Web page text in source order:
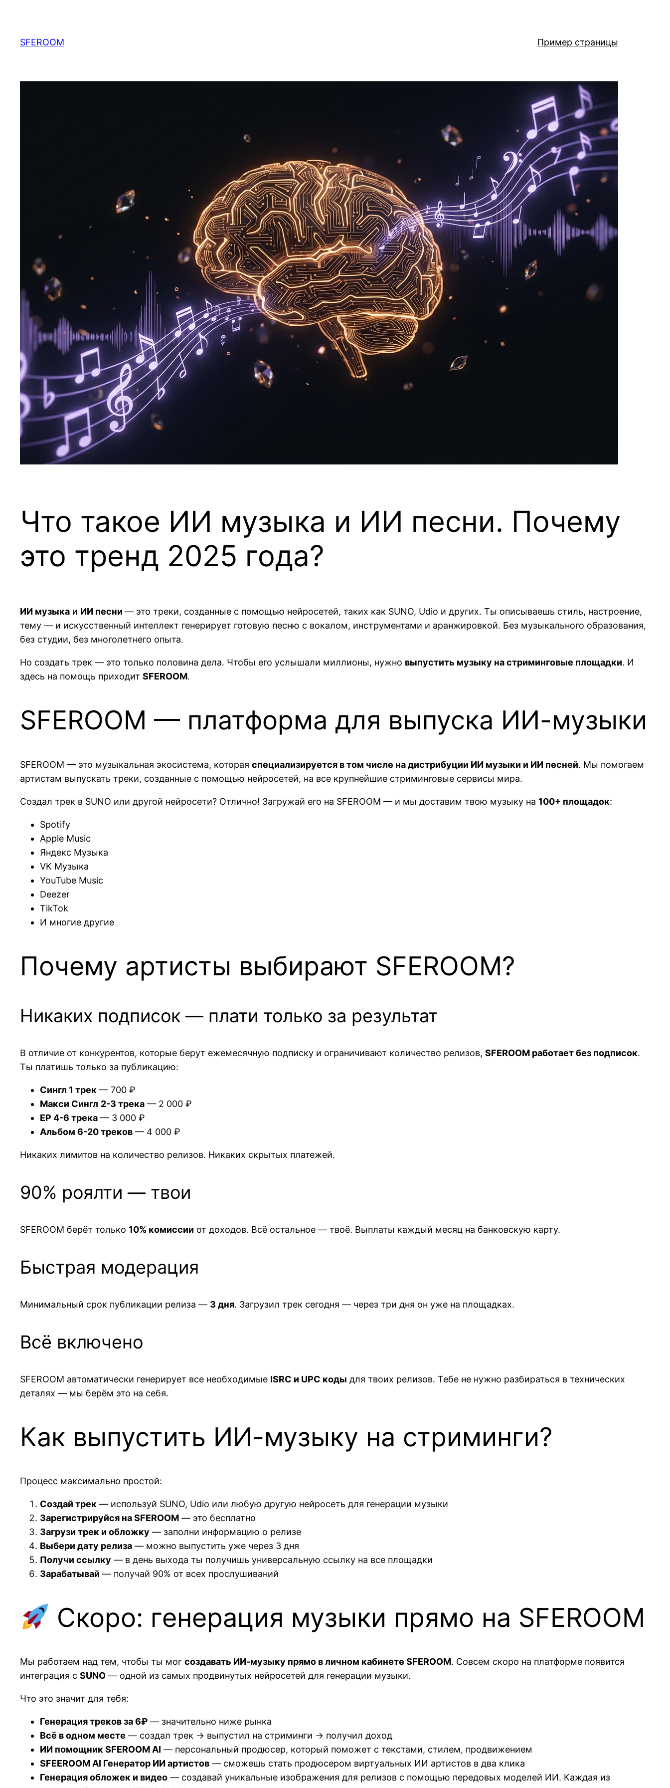
содержимому
SFEROOM Пример страницы
Что такое ИИ музыка и ИИ песни. Почему
это тренд 2025 года?
ИИ музыка и ИИ песни — это треки, созданные с помощью нейросетей, таких как SUNO, Udio и других. Ты описываешь стиль, настроение,
тему — и искусственный интеллект генерирует готовую песню с вокалом, инструментами и аранжировкой. Без музыкального образования,
без студии, без многолетнего опыта.
Но создать трек — это только половина дела. Чтобы его услышали миллионы, нужно выпустить музыку на стриминговые площадки. И
здесь на помощь приходит SFEROOM.
SFEROOM — платформа для выпуска ИИ-музыки
SFEROOM — это музыкальная экосистема, которая специализируется в том числе на дистрибуции ИИ музыки и ИИ песней. Мы помогаем
артистам выпускать треки, созданные с помощью нейросетей, на все крупнейшие стриминговые сервисы мира.
Создал трек в SUNO или другой нейросети? Отлично! Загружай его на SFEROOM — и мы доставим твою музыку на 100+ площадок:
Spotify
Apple Music
Яндекс Музыка
VK Музыка
YouTube Music
Deezer
TikTok
И многие другие
Почему артисты выбирают SFEROOM?
Никаких подписок — плати только за результат
В отличие от конкурентов, которые берут ежемесячную подписку и ограничивают количество релизов, SFEROOM работает без подписок.
Ты платишь только за публикацию:
Сингл 1 трек — 700 ₽
Макси Сингл 2-3 трека — 2 000 ₽
EP 4-6 трека — 3 000 ₽
Альбом 6-20 треков — 4 000 ₽
Никаких лимитов на количество релизов. Никаких скрытых платежей.
90% роялти — твои
SFEROOM берёт только 10% комиссии от доходов. Всё остальное — твоё. Выплаты каждый месяц на банковскую карту.
Быстрая модерация
Минимальный срок публикации релиза — 3 дня. Загрузил трек сегодня — через три дня он уже на площадках.
Всё включено
SFEROOM автоматически генерирует все необходимые ISRC и UPC коды для твоих релизов. Тебе не нужно разбираться в технических
деталях — мы берём это на себя.
Как выпустить ИИ-музыку на стриминги?
Процесс максимально простой:
Создай трек — используй SUNO, Udio или любую другую нейросеть для генерации музыки
Зарегистрируйся на SFEROOM — это бесплатно
Загрузи трек и обложку — заполни информацию о релизе
Выбери дату релиза — можно выпустить уже через 3 дня
Получи ссылку — в день выхода ты получишь универсальную ссылку на все площадки
Зарабатывай — получай 90% от всех прослушиваний
Скоро: генерация музыки прямо на SFEROOM
Мы работаем над тем, чтобы ты мог создавать ИИ-музыку прямо в личном кабинете SFEROOM. Совсем скоро на платформе появится
интеграция с SUNO — одной из самых продвинутых нейросетей для генерации музыки.
Что это значит для тебя:
Генерация треков за 6₽ — значительно ниже рынка
Всё в одном месте — создал трек → выпустил на стриминги → получил доход
ИИ помощник SFEROOM AI — персональный продюсер, который поможет с текстами, стилем, продвижением
SFEEROOM AI Генератор ИИ артистов — сможешь стать продюсером виртуальных ИИ артистов в два клика
Генерация обложек и видео — создавай уникальные изображения для релизов с помощью передовых моделей ИИ. Каждая из